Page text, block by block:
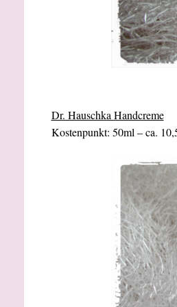
Dr. Hauschka Handcreme
Kostenpunkt: 50ml – ca.